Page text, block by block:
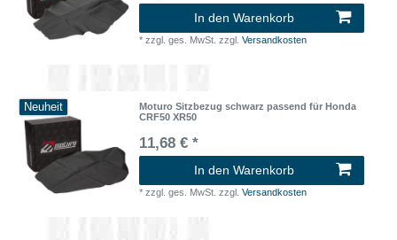
In den Warenkorb
*zzgl. ges. MwSt. zzgl.Versandkosten
Neuheit
Moturo Sitzbezug schwarz passend für Honda
CRF50 XR50
11,68 € *
In den Warenkorb
*zzgl. ges. MwSt. zzgl.Versandkosten